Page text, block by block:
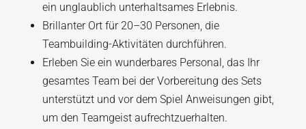
ein unglaublich unterhaltsames Erlebnis.
Brillanter Ort für 20–30 Personen, die
Teambuilding-Aktivitäten durchführen.
Erleben Sie ein wunderbares Personal, das Ihr
gesamtes Team bei der Vorbereitung des Sets
unterstützt und vor dem Spiel Anweisungen gibt,
um den Teamgeist aufrechtzuerhalten.